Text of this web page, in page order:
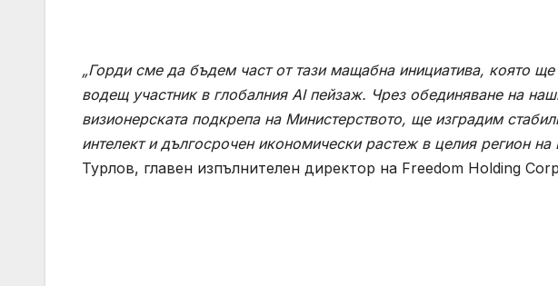
„Горди сме да бъдем част от тази мащабна инициатива, която ще
водещ участник в глобалния AIпейзаж. Чрез обединяване на
визионерската подкрепа на Министерството, ще изградим
интелект и дългосрочен икономически растеж в целия регион
Турлов, главен изпълнителен директор на Freedom Holding